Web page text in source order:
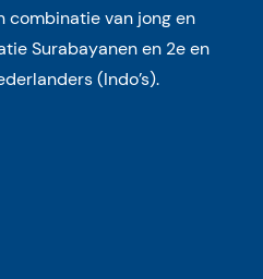
combinatie van jong en
Surabayanen en 2e en
(Indo’s).